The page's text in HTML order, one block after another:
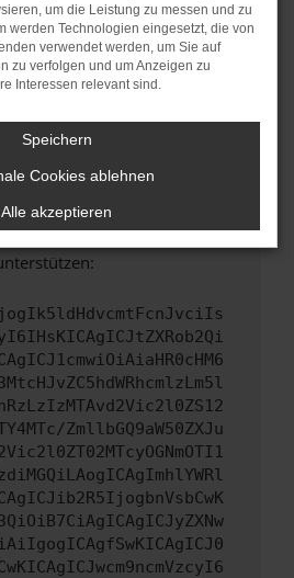
birgt nicht nur ein
sondern kann auch dazu
Funktionen nicht mehr
den Webseitenbetreiber.
genannten Schritte versucht
uns bitte. Wir werden
zu beheben. Du kannst
um uns bei der
ZmllbGQ9aW50ZXJu
um die Leistung zu messen und zu
werden Technologien eingesetzt, die von
verwendet werden, um Sie auf
zu verfolgen und um Anzeigen zu
Interessen relevant sind.
Speichern
Cookies ablehnen
Alle akzeptieren